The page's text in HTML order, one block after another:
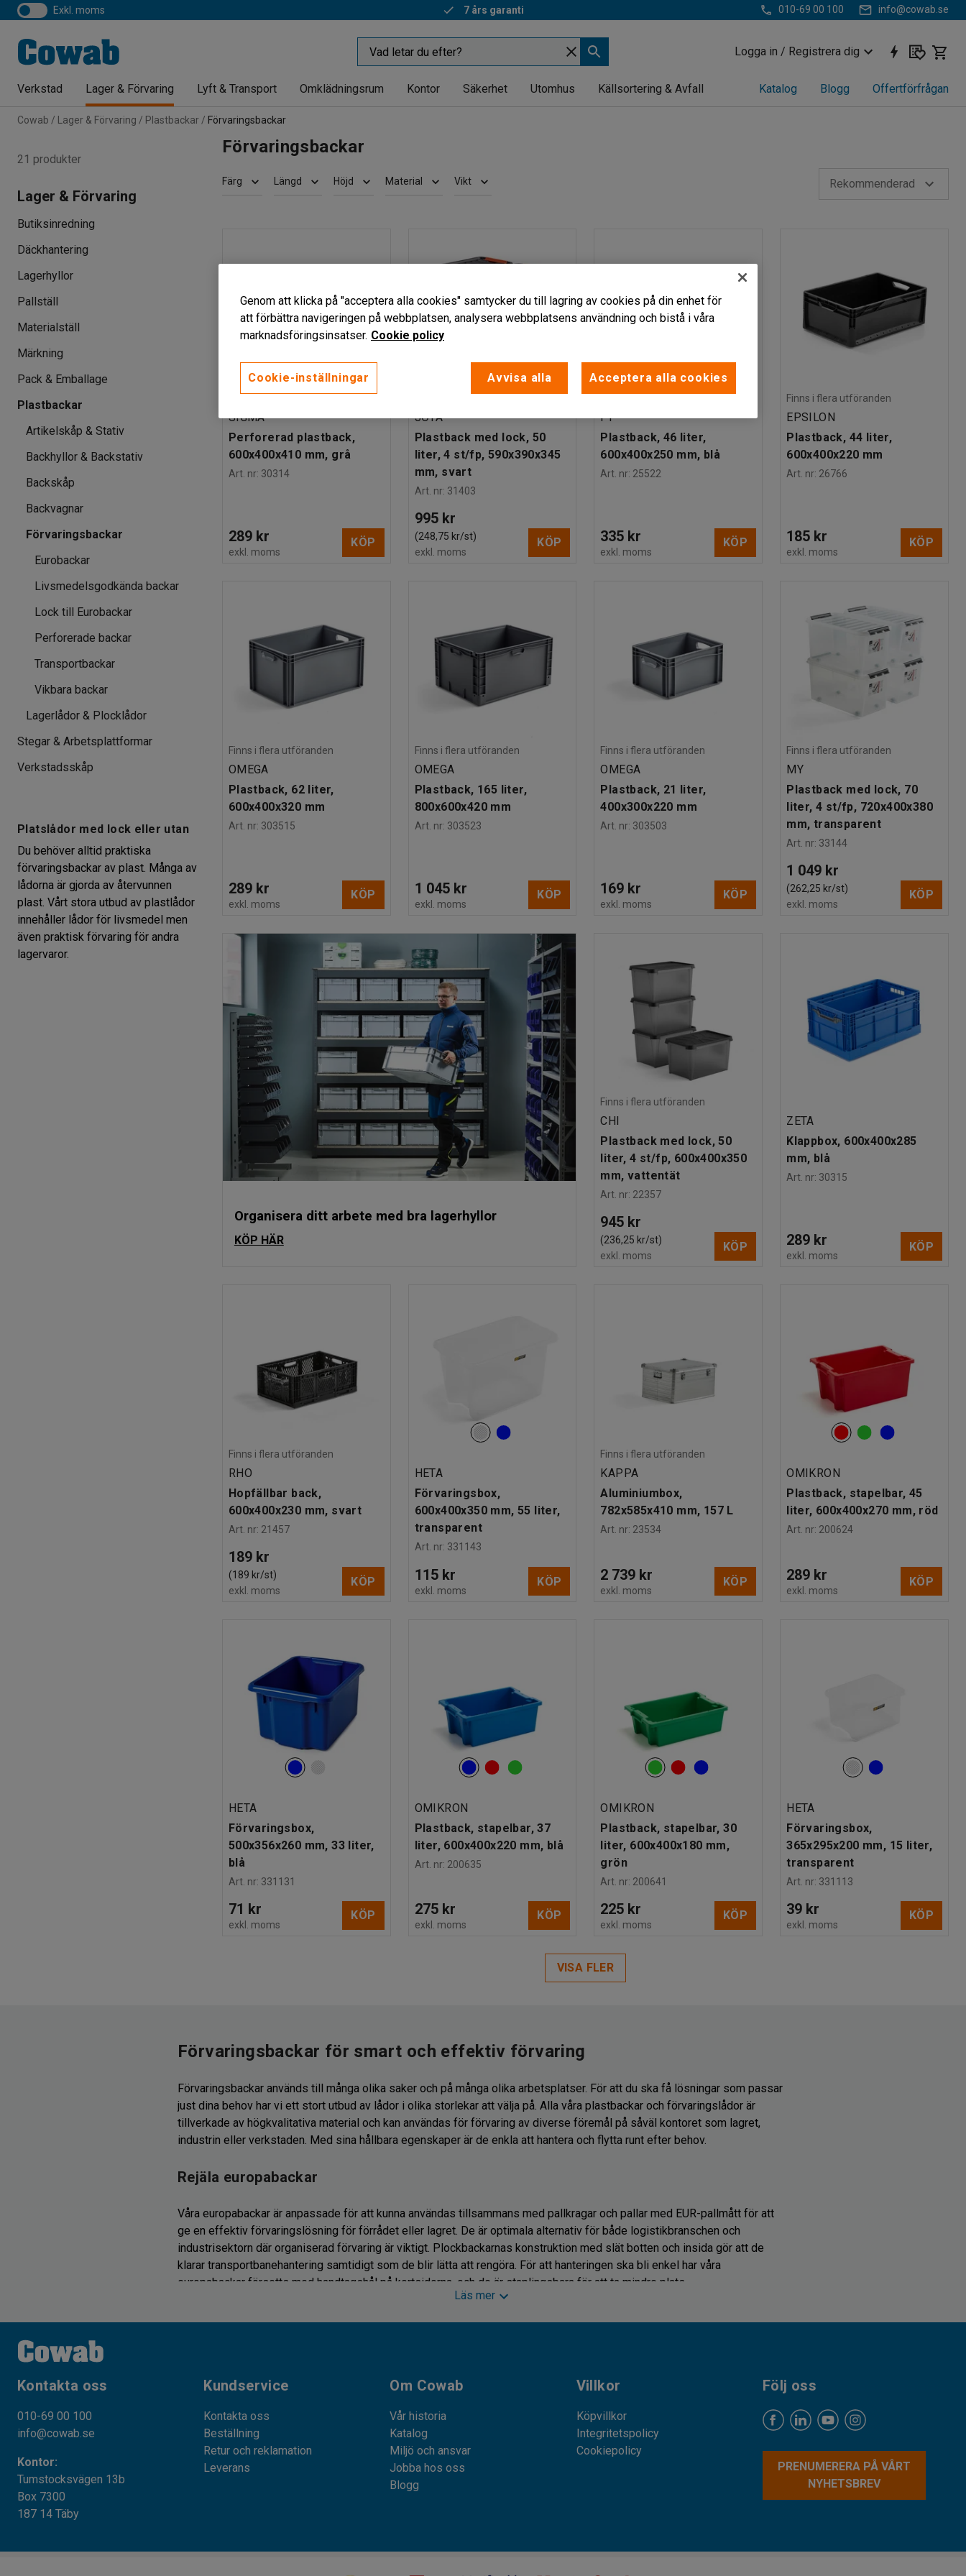
exkl. moms 7 års garanti 010-69 00 100 info@cowab.se
Logga in / Registrera dig
Verkstad Lager & Förvaring Lyft & Transport Omklädningsrum Kontor Säkerhet Utomhus Källsortering & Avfall Katalog Blogg Offertförfrågan
Cowab Lager & Förvaring Plastbackar Förvaringsbackar
Förvaringsbackar
Färg Längd Höjd Material Vikt Rekommenderad
SIGMA
Perforerad plastback,
600x400x410 mm, grå
Art. nr: 30314
289 kr
exkl. moms
KÖP
JOTA
Plastback med lock, 50
liter, 4 st/fp, 590x390x345
mm, svart
Art. nr: 31403
995 kr
(248,75 kr/st)
exkl. moms
KÖP
PI
Plastback, 46 liter,
600x400x250 mm, blå
Art. nr: 25522
335 kr
exkl. moms
KÖP
Finns i flera utföranden
EPSILON
Plastback, 44 liter,
600x400x220 mm
Art. nr: 26766
185 kr
exkl. moms
KÖP
Finns i flera utföranden
OMEGA
Plastback, 62 liter,
600x400x320 mm
Art. nr: 303515
289 kr
exkl. moms
KÖP
Finns i flera utföranden
OMEGA
Plastback, 165 liter,
800x600x420 mm
Art. nr: 303523
1 045 kr
exkl. moms
KÖP
Finns i flera utföranden
OMEGA
Plastback, 21 liter,
400x300x220 mm
Art. nr: 303503
169 kr
exkl. moms
KÖP
Finns i flera utföranden
MY
Plastback med lock, 70
liter, 4 st/fp, 720x400x380
mm, transparent
Art. nr: 33144
1 049 kr
(262,25 kr/st)
exkl. moms
KÖP
Organisera ditt arbete med bra lagerhyllor
KÖP HÄR
Finns i flera utföranden
CHI
Plastback med lock, 50
liter, 4 st/fp, 600x400x350
mm, vattentät
Art. nr: 22357
945 kr
(236,25 kr/st)
exkl. moms
KÖP
ZETA
Klappbox, 600x400x285
mm, blå
Art. nr: 30315
289 kr
exkl. moms
KÖP
Finns i flera utföranden
RHO
Hopfällbar back,
600x400x230 mm, svart
Art. nr: 21457
189 kr
(189 kr/st)
exkl. moms
KÖP
HETA
Förvaringsbox,
600x400x350 mm, 55 liter,
transparent
Art. nr: 331143
115 kr
exkl. moms
KÖP
Finns i flera utföranden
KAPPA
Aluminiumbox,
782x585x410 mm, 157 L
Art. nr: 23534
2 739 kr
exkl. moms
KÖP
OMIKRON
Plastback, stapelbar, 45
liter, 600x400x270 mm, röd
Art. nr: 200624
289 kr
exkl. moms
KÖP
HETA
Förvaringsbox,
500x356x260 mm, 33 liter,
blå
Art. nr: 331131
71 kr
exkl. moms
KÖP
OMIKRON
Plastback, stapelbar, 37
liter, 600x400x220 mm, blå
Art. nr: 200635
275 kr
exkl. moms
KÖP
OMIKRON
Plastback, stapelbar, 30
liter, 600x400x180 mm,
grön
Art. nr: 200641
225 kr
exkl. moms
KÖP
HETA
Förvaringsbox,
365x295x200 mm, 15 liter,
transparent
Art. nr: 331113
39 kr
exkl. moms
KÖP
VISA FLER
21 produkter
Lager & Förvaring
Butiksinredning
Däckhantering
Lagerhyllor
Pallställ
Materialställ
Märkning
Pack & Emballage
Plastbackar
Artikelskåp & Stativ
Backhyllor & Backstativ
Backskåp
Backvagnar
Förvaringsbackar
Eurobackar
Livsmedelsgodkända backar
Lock till Eurobackar
Perforerade backar
Transportbackar
Vikbara backar
Lagerlådor & Plocklådor
Stegar & Arbetsplattformar
Verkstadsskåp
Platslådor med lock eller utan
Du behöver alltid praktiska
förvaringsbackar av plast. Många av
lådorna är gjorda av återvunnen
plast. Vårt stora utbud av plastlådor
innehåller lådor för livsmedel men
även praktisk förvaring för andra
lagervaror.
Förvaringsbackar för smart och effektiv förvaring
Förvaringsbackar används till många olika saker och på många olika arbetsplatser. För att du ska få lösningar som passar
just dina behov har vi ett stort utbud av lådor i olika storlekar att välja på. Alla våra plastbackar och förvaringslådor är
tillverkade av högkvalitativa material och kan användas för förvaring av diverse föremål på såväl kontoret som lagret,
industrin eller verkstaden. Med sina hållbara egenskaper är de enkla att hantera och flytta runt efter behov.
Rejäla europabackar
Våra europabackar är anpassade för att kunna användas tillsammans med pallkragar och pallar med EUR-pallmått för att
ge en effektiv förvaringslösning för förrådet eller lagret. De är optimala alternativ för både logistikbranschen och
industrisektorn där organiserad förvaring är viktigt. Plockbackarnas konstruktion med slät botten och insida gör att de
klarar transportbanehantering samtidigt som de blir lätta att rengöra. För att hanteringen ska bli enkel har våra
europabackar försetts med handtagshål på kortsidorna, och de är staplingsbara för att ta mindre plats.
Livsmedelsgodkända backar för säker matvaruhantering
Europabackar
Modulbackar
Perforerade plastbackar
Läs mer
Kontakta oss
010-69 00 100
info@cowab.se
Kontor:
Tumstocksvägen 13b
Box 7300
187 14 Täby
Kundservice
Kontakta oss
Beställning
Retur och reklamation
Leverans
Om Cowab
Vår historia
Katalog
Miljö och ansvar
Jobba hos oss
Blogg
Villkor
Köpvillkor
Integritetspolicy
Cookiepolicy
Följ oss
PRENUMERERA PÅ VÅRT
NYHETSBREV
Genom att klicka på "acceptera alla cookies" samtycker du till lagring av cookies på din enhet för
att förbättra navigeringen på webbplatsen, analysera webbplatsens användning och bistå i våra
marknadsföringsinsatser. Cookie policy
Cookie-inställningar Avvisa alla Acceptera alla cookies